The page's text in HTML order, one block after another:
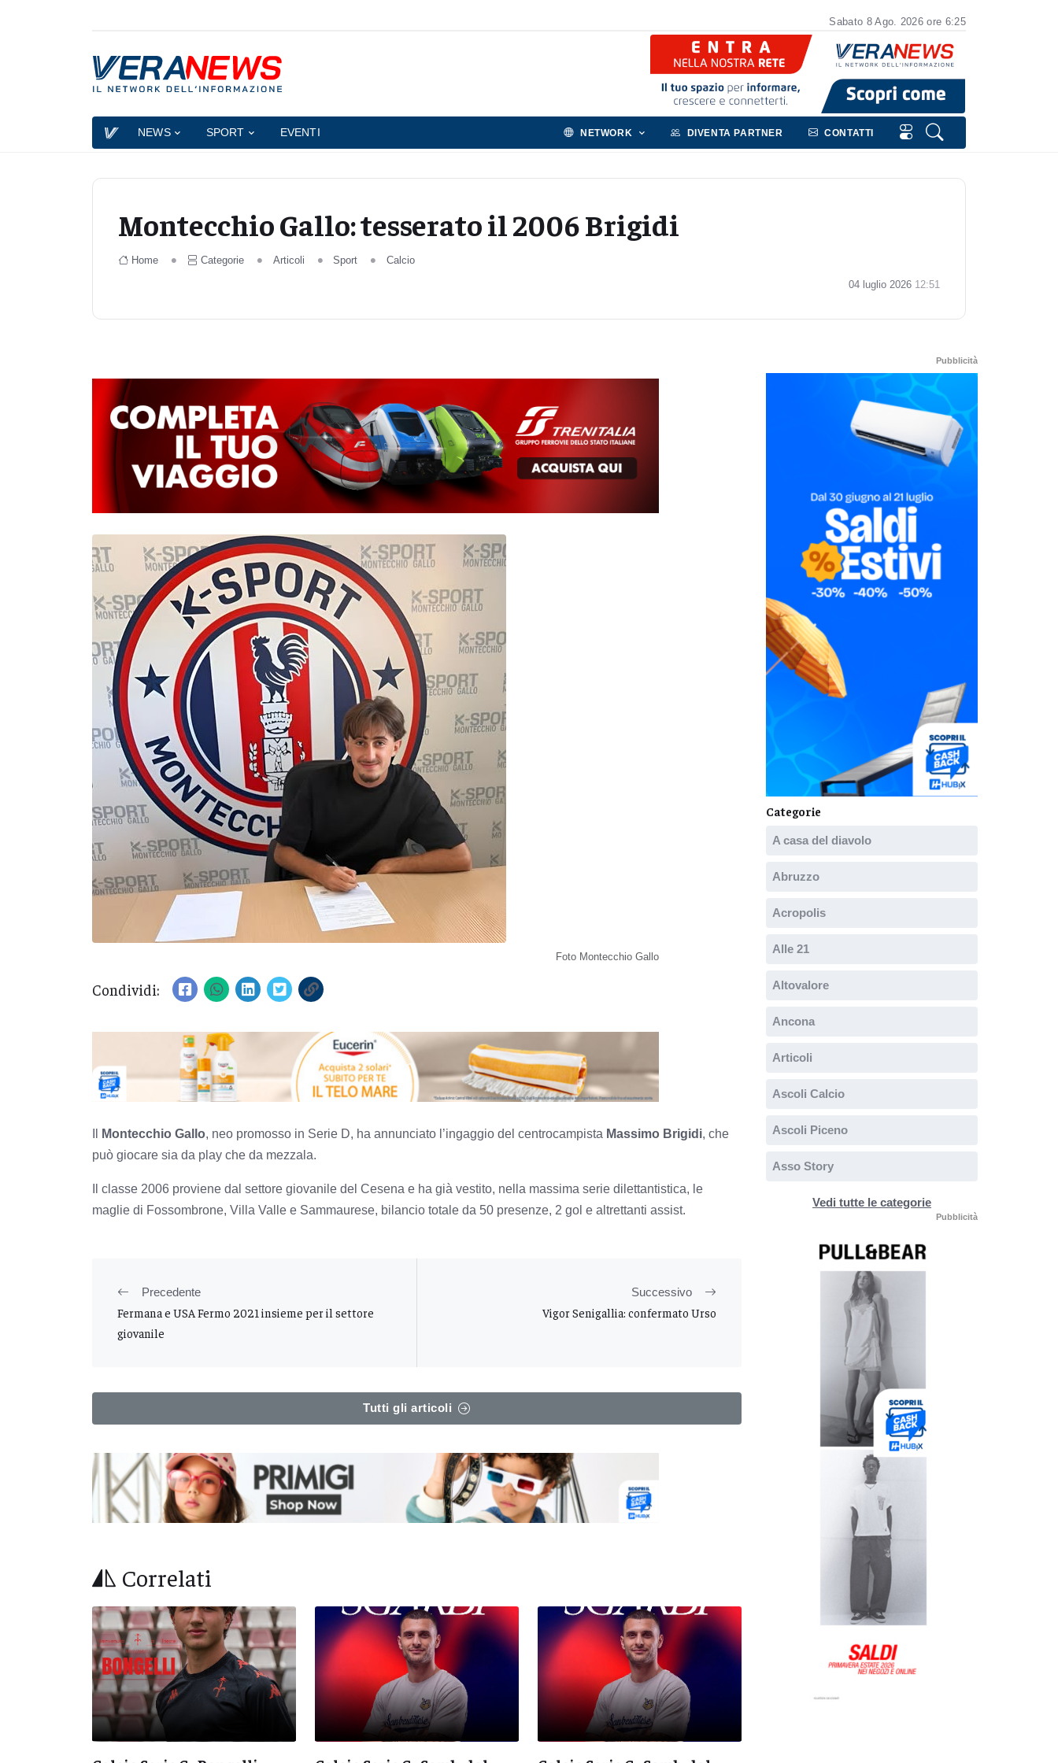
Sabato 8 Ago. 2026 ore 6:25
NEWS SPORT EVENTI NETWORK DIVENTA PARTNER CONTATTI
Montecchio Gallo: tesserato il 2006 Brigidi
Home Categorie Articoli Sport Calcio
04 luglio 2026 12:51
Foto Montecchio Gallo
Condividi:
Montecchio Gallo, neo promosso in Serie D, ha annunciato l’ingaggio del centrocampista Massimo Brigidi, che
può giocare sia da play che da mezzala.
Il classe 2006 proviene dal settore giovanile del Cesena e ha già vestito, nella massima serie dilettantistica, le
maglie di Fossombrone, Villa Valle e Sammaurese, bilancio totale da 50 presenze, 2 gol e altrettanti assist.
Precedente
Fermana e USA Fermo 2021 insieme per il settore
giovanile
Successivo
Vigor Senigallia: confermato Urso
Tutti gli articoli
Correlati
Pubblicità
Categorie
A casa del diavolo
Abruzzo
Acropolis
Alle 21
Altovalore
Ancona
Articoli
Ascoli Calcio
Ascoli Piceno
Asso Story
Vedi tutte le categorie
Pubblicità